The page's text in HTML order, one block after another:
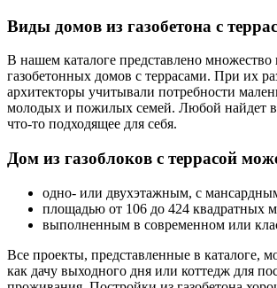
Виды домов из газобетона с
В нашем каталоге представлено множество
газобетонных домов с террасами. При их
архитекторы учитывали потребности
молодых и пожилых семей. Любой найдет в
что-то подходящее для себя.
Дом из газоблоков с террасой
одно- или двухэтажным, с
площадью от 106 до 424 квадратных
выполненным в современном или
Все проекты, представленные в каталоге,
как дачу выходного дня или коттедж для